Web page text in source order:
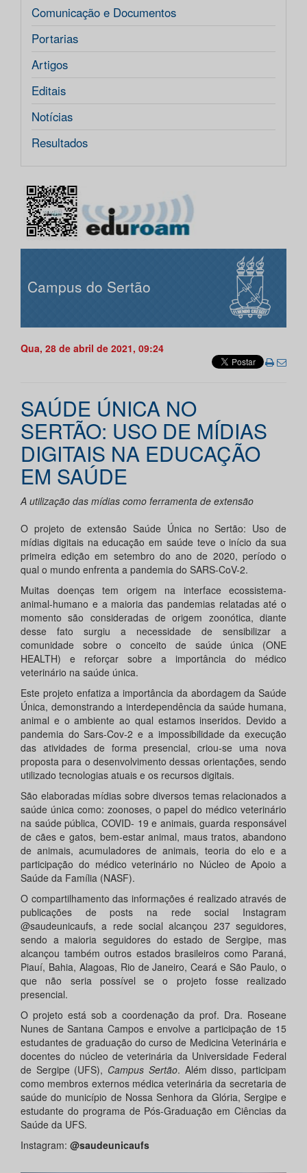
Comunicação e Documentos
Portarias
Artigos
Editais
Notícias
Resultados
Campus do Sertão
Qua, 28 de abril de 2021, 09:24
SAÚDE ÚNICA NO
SERTÃO: USO DE MÍDIAS
DIGITAIS NA EDUCAÇÃO
EM SAÚDE
A utilização das mídias como ferramenta de extensão
O projeto de extensão Saúde Única no Sertão: Uso de
mídias digitais na educação em saúde teve o início da sua
primeira edição em setembro do ano de 2020, período o
qual o mundo enfrenta a pandemia do SARS-CoV-2.
Muitas doenças tem origem na interface ecossistema-
animal-humano e a maioria das pandemias relatadas até o
momento são consideradas de origem zoonótica, diante
desse fato surgiu a necessidade de sensibilizar a
comunidade sobre o conceito de saúde única (ONE
HEALTH) e reforçar sobre a importância do médico
veterinário na saúde única.
Este projeto enfatiza a importância da abordagem da Saúde
Única, demonstrando a interdependência da saúde humana,
animal e o ambiente ao qual estamos inseridos. Devido a
pandemia do Sars-Cov-2 e a impossibilidade da execução
das atividades de forma presencial, criou-se uma nova
proposta para o desenvolvimento dessas orientações, sendo
utilizado tecnologias atuais e os recursos digitais.
São elaboradas mídias sobre diversos temas relacionados a
saúde única como: zoonoses, o papel do médico veterinário
na saúde pública, COVID- 19 e animais, guarda responsável
de cães e gatos, bem-estar animal, maus tratos, abandono
de animais, acumuladores de animais, teoria do elo e a
participação do médico veterinário no Núcleo de Apoio a
Saúde da Família (NASF).
O compartilhamento das informações é realizado através de
publicações de posts na rede social Instagram
@saudeunicaufs, a rede social alcançou 237 seguidores,
sendo a maioria seguidores do estado de Sergipe, mas
alcançou também outros estados brasileiros como Paraná,
Piauí, Bahia, Alagoas, Rio de Janeiro, Ceará e São Paulo, o
que não seria possível se o projeto fosse realizado
presencial.
O projeto está sob a coordenação da prof. Dra. Roseane
Nunes de Santana Campos e envolve a participação de 15
estudantes de graduação do curso de Medicina Veterinária e
docentes do núcleo de veterinária da Universidade Federal
de Sergipe (UFS), Campus Sertão. Além disso, participam
como membros externos médica veterinária da secretaria de
saúde do município de Nossa Senhora da Glória, Sergipe e
estudante do programa de Pós-Graduação em Ciências da
Saúde da UFS.
Instagram: @saudeunicaufs